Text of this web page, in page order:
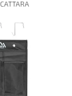
CATTARA